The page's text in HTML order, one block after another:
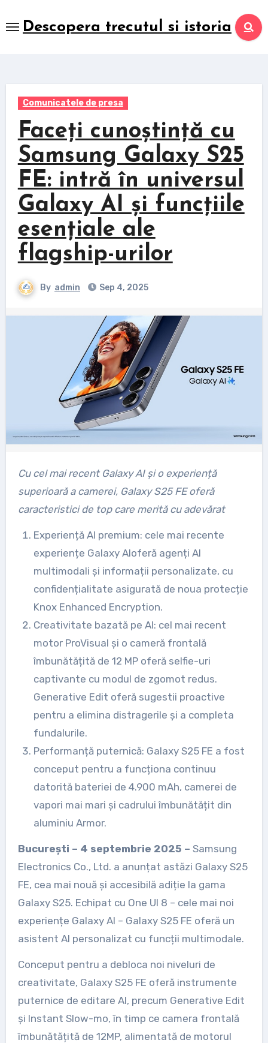
to
Descopera trecutul si istoria
Comunicatele de presa
Faceți cunoștință cu
Samsung Galaxy S25
FE: intră în universul
Galaxy AI și funcțiile
esențiale ale
flagship-urilor
By admin Sep 4, 2025
Cu cel mai recent Galaxy AI și o experiență
superioară a camerei, Galaxy S25 FE oferă
caracteristici de top care merită cu adevărat
Experiență AI premium: cele mai recente
experiențe Galaxy AIoferă agenți AI
multimodali și informații personalizate, cu
confidențialitate asigurată de noua protecție
Knox Enhanced Encryption.
Creativitate bazată pe AI: cel mai recent
motor ProVisual și o cameră frontală
îmbunătățită de 12 MP oferă selfie-uri
captivante cu modul de zgomot redus.
Generative Edit oferă sugestii proactive
pentru a elimina distragerile și a completa
fundalurile.
Performanță puternică: Galaxy S25 FE a fost
conceput pentru a funcționa continuu
datorită bateriei de 4.900 mAh, camerei de
vapori mai mari și cadrului îmbunătățit din
aluminiu Armor.
București – 4 septembrie 2025 – Samsung
Electronics Co., Ltd. a anunțat astăzi Galaxy S25
FE, cea mai nouă și accesibilă adiție la gama
Galaxy S25. Echipat cu One UI 8 – cele mai noi
experiențe Galaxy AI – Galaxy S25 FE oferă un
asistent AI personalizat cu funcții multimodale.
Conceput pentru a debloca noi niveluri de
creativitate, Galaxy S25 FE oferă instrumente
puternice de editare AI, precum Generative Edit
și Instant Slow-mo, în timp ce camera frontală
îmbunătățită de 12MP, alimentată de motorul